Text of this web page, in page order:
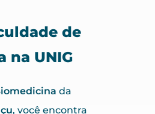
de
na UNIG
da
, você encontra